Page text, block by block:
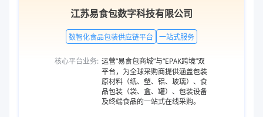
江苏易食包数字科技有限公司
数智化食品包装供应链平台 一站式服务
核心平台业务: 运营“易食包商城”与“EPAK跨境”双
平台，为全球采购商提供涵盖包装
原材料（纸、塑、铝、玻璃）、食
品包装（袋、盒、罐）、包装设备
及终端食品的一站式在线采购。